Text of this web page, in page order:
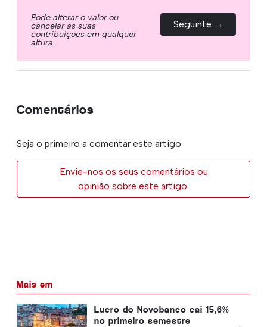
Pode alterar o valor ou
cancelar as suas
contribuições em qualquer
altura.
Seguinte →
Comentários
Seja o primeiro a comentar este artigo
Envie-nos os seus comentários ou
opinião sobre este artigo.
Mais em
Lucro do Novobanco cai 15,6%
no primeiro semestre